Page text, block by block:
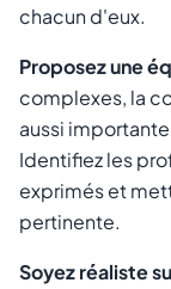
chacun d'eux.
Proposez une
complexes, la
aussi
Identifiez les
exprimés et
pertinente.
Soyez réaliste